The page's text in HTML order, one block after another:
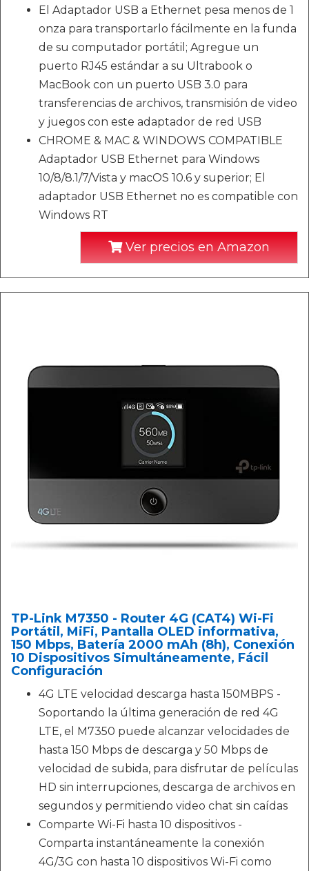
El Adaptador USB a Ethernet pesa menos de 1
onza para transportarlo fácilmente en la funda
de su computador portátil; Agregue un
puerto RJ45 estándar a su Ultrabook o
MacBook con un puerto USB 3.0 para
transferencias de archivos, transmisión de video
y juegos con este adaptador de red USB
CHROME & MAC & WINDOWS COMPATIBLE
Adaptador USB Ethernet para Windows
10/8/8.1/7/Vista y macOS 10.6 y superior; El
adaptador USB Ethernet no es compatible con
Windows RT
Ver precios en Amazon
TP-Link M7350 - Router 4G (CAT4) Wi-Fi
Portátil, MiFi, Pantalla OLED informativa,
150 Mbps, Batería 2000 mAh (8h), Conexión
10 Dispositivos Simultáneamente, Fácil
Configuración
4G LTE velocidad descarga hasta 150MBPS -
Soportando la última generación de red 4G
LTE, el M7350 puede alcanzar velocidades de
hasta 150 Mbps de descarga y 50 Mbps de
velocidad de subida, para disfrutar de películas
HD sin interrupciones, descarga de archivos en
segundos y permitiendo video chat sin caídas
Comparte Wi-Fi hasta 10 dispositivos -
Comparta instantáneamente la conexión
4G/3G con hasta 10 dispositivos Wi-Fi como